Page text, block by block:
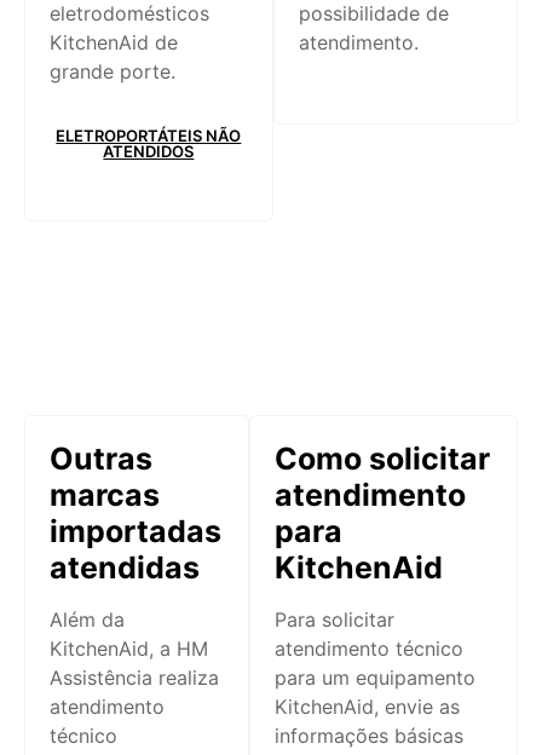
eletrodomésticos
KitchenAid de
grande porte.
ELETROPORTÁTEIS NÃO
ATENDIDOS
possibilidade de
atendimento.
Outras
marcas
importadas
atendidas
Além da
KitchenAid, a HM
Assistência realiza
atendimento
técnico
Como solicitar
atendimento
para
KitchenAid
Para solicitar
atendimento técnico
para um equipamento
KitchenAid, envie as
informações básicas